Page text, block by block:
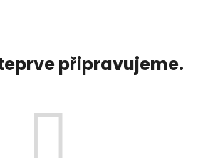
připravujeme.